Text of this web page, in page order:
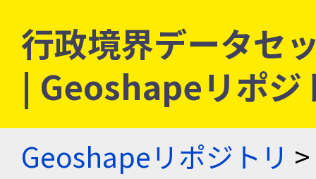
行政境界データセ
| Geoshapeリポジ
Geoshapeリポジトリ